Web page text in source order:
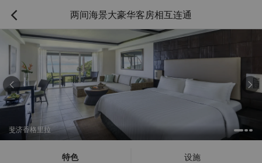
 两间海景大豪华客房相互连通
斐济香格里拉
 
特色 设施